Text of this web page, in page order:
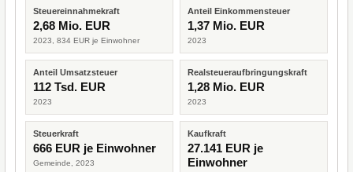
Steuereinnahmekraft
2,68 Mio. EUR
2023, 834 EUR je Einwohner
Anteil Einkommensteuer
1,37 Mio. EUR
2023
Anteil Umsatzsteuer
112 Tsd. EUR
2023
Realsteueraufbringungskraft
1,28 Mio. EUR
2023
Steuerkraft
666 EUR je Einwohner
Gemeinde, 2023
Kaufkraft
27.141 EUR je
Einwohner